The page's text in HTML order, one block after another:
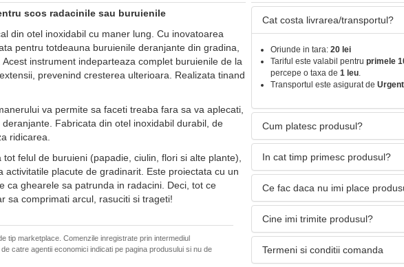
scos radacinile sau buruienile
din otel inoxidabil cu maner lung. Cu inovatoarea
pentru totdeauna buruienile deranjante din gradina,
instrument indeparteaza complet buruienile de la
prevenind cresterea ulterioara. Realizata tinand
va permite sa faceti treaba fara sa va aplecati,
Fabricata din otel inoxidabil durabil, de
ridicarea.
felul de buruieni (papadie, ciulin, flori si alte plante),
activitatile placute de gradinarit. Este proiectata cu un
ca ghearele sa patrunda in radacini. Deci, tot ce
sa comprimati arcul, rasuciti si trageti!
tip marketplace. Comenzile inregistrate prin intermediul
catre agentii economici indicati pe pagina produsului si nu de
Cat costa livrarea/transportul?
Oriunde in tara: 20 lei
Tariful este valabil pentru primele
percepe o taxa de 1 leu.
Transportul este asigurat de
Cum platesc produsul?
In cat timp primesc produsul?
Ce fac daca nu imi place
Cine imi trimite produsul?
Termeni si conditii comanda